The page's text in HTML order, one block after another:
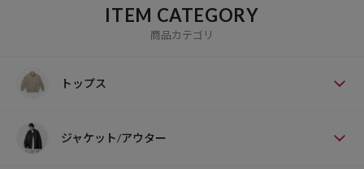
ITEM CATEGORY
商品カテゴリ
トップス
ジャケット/アウター